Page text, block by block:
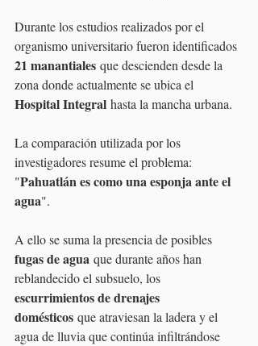
Durante los estudios realizados por el
organismo universitario fueron identificados
21 manantiales que descienden desde la
zona donde actualmente se ubica el
Hospital Integral hasta la mancha urbana.
La comparación utilizada por los
investigadores resume el problema:
"Pahuatlán es como una esponja ante el
agua".
A ello se suma la presencia de posibles
fugas de agua que durante años han
reblandecido el subsuelo, los
escurrimientos de drenajes
domésticos que atraviesan la ladera y el
agua de lluvia que continúa infiltrándose